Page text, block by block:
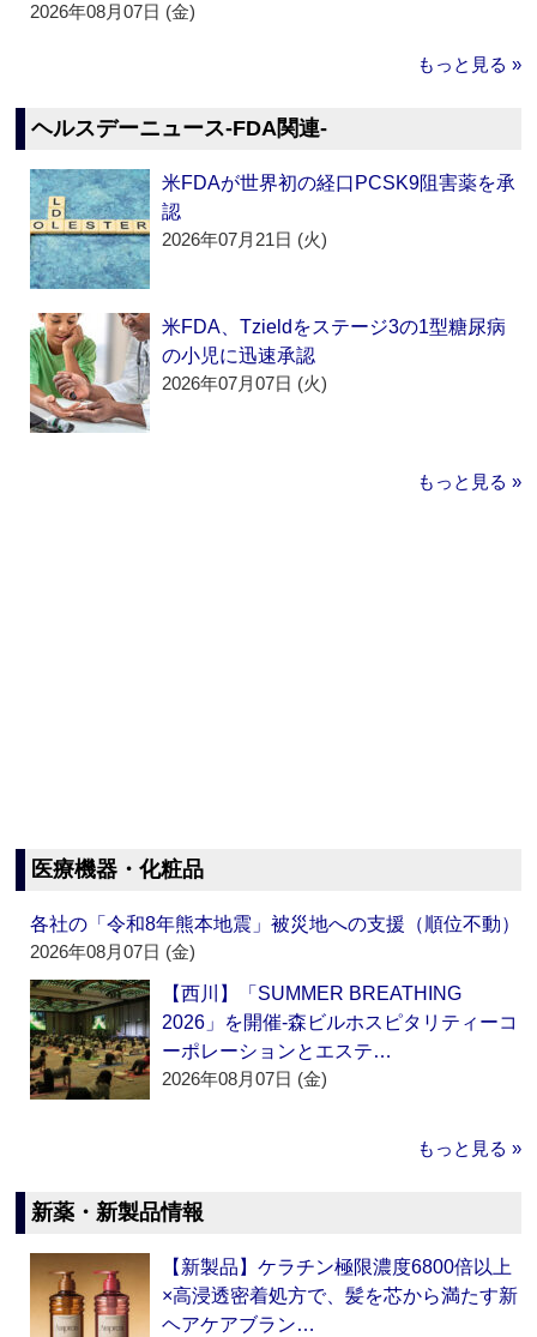
2026年08月07日 (金)
もっと見る »
ヘルスデーニュース‐FDA関連‐
米FDAが世界初の経口PCSK9阻害薬を承
認
2026年07月21日 (火)
米FDA、Tzieldをステージ3の1型糖尿病
の小児に迅速承認
2026年07月07日 (火)
もっと見る »
医療機器・化粧品
各社の「令和8年熊本地震」被災地への支援（順位不動）
2026年08月07日 (金)
【西川】「SUMMER BREATHING
2026」を開催‐森ビルホスピタリティーコ
ーポレーションとエステ…
2026年08月07日 (金)
もっと見る »
新薬・新製品情報
【新製品】ケラチン極限濃度6800倍以上
×高浸透密着処方で、髪を芯から満たす新
ヘアケアブラン…